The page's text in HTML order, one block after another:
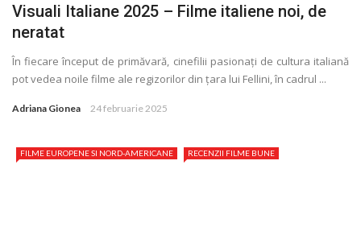
Visuali Italiane 2025 – Filme italiene noi, de
neratat
În fiecare început de primăvară, cinefilii pasionaţi de cultura italiană
pot vedea noile filme ale regizorilor din ţara lui Fellini, în cadrul ...
Adriana Gionea 24 februarie 2025
FILME EUROPENE SI NORD-AMERICANE RECENZII FILME BUNE